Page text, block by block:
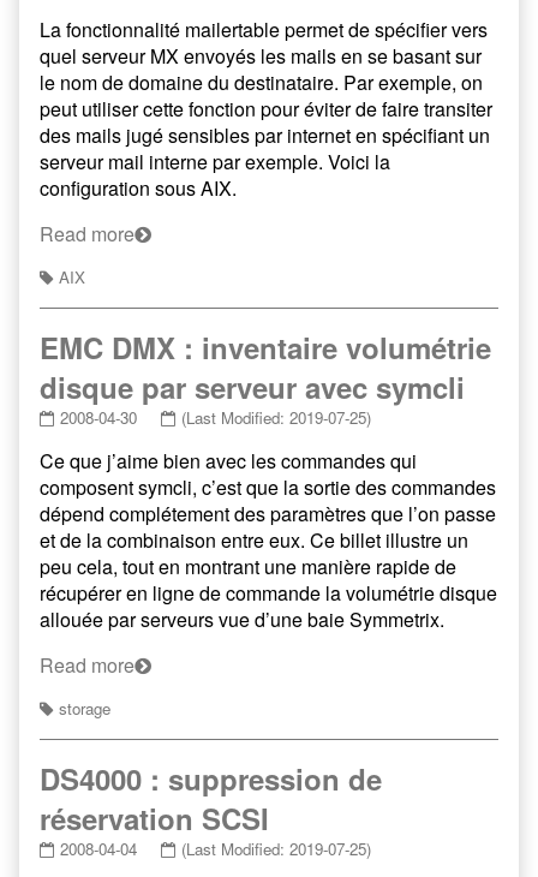
La fonctionnalité mailertable permet de spécifier vers
quel serveur MX envoyés les mails en se basant sur
le nom de domaine du destinataire. Par exemple, on
peut utiliser cette fonction pour éviter de faire transiter
des mails jugé sensibles par internet en spécifiant un
serveur mail interne par exemple. Voici la
configuration sous AIX.
Read more
AIX
EMC DMX : inventaire volumétrie
disque par serveur avec symcli
2008-04-30 (Last Modified: 2019-07-25)
Ce que j’aime bien avec les commandes qui
composent symcli, c’est que la sortie des commandes
dépend complétement des paramètres que l’on passe
et de la combinaison entre eux. Ce billet illustre un
peu cela, tout en montrant une manière rapide de
récupérer en ligne de commande la volumétrie disque
allouée par serveurs vue d’une baie Symmetrix.
Read more
storage
DS4000 : suppression de
réservation SCSI
2008-04-04 (Last Modified: 2019-07-25)